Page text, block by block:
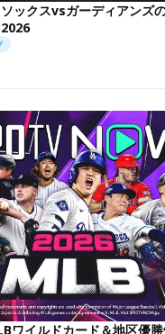
ソックスvsガーディアンズ
ワイルドカード＆地区優